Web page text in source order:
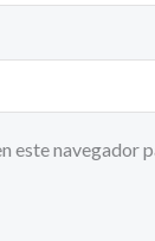
navegador